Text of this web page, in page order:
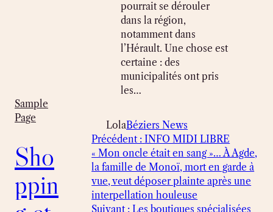
Sample
Page
Sho
ppin
pourrait se dérouler
dans la région,
notamment dans
l’Hérault. Une chose est
certaine : des
municipalités ont pris
les…
LolaBéziers News
Précédent : INFO MIDI LIBRE
« Mon oncle était en sang »… À Agde,
la famille de Monoï, mort en garde à
vue, veut déposer plainte après une
interpellation houleuse
Suivant : Les boutiques spécialisées